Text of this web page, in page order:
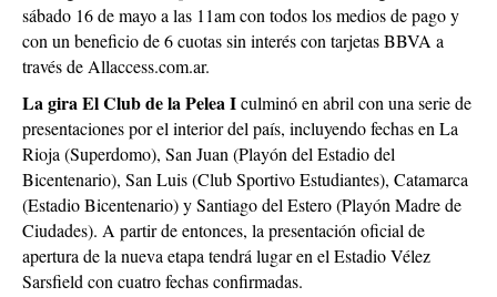
sábado 16 de mayo a las 11am con todos los medios de pago y
con un beneficio de 6 cuotas sin interés con tarjetas BBVA a
través de Allaccess.com.ar.
La gira El Club de la Pelea Iculminó en abril con una serie de
presentaciones por el interior del país, incluyendo fechas en La
Rioja (Superdomo), San Juan (Playón del Estadio del
Bicentenario), San Luis (Club Sportivo Estudiantes), Catamarca
(Estadio Bicentenario) y Santiago del Estero (Playón Madre de
Ciudades). A partir de entonces, la presentación oficial de
apertura de la nueva etapa tendrá lugar en el Estadio Vélez
Sarsfield con cuatro fechas confirmadas.